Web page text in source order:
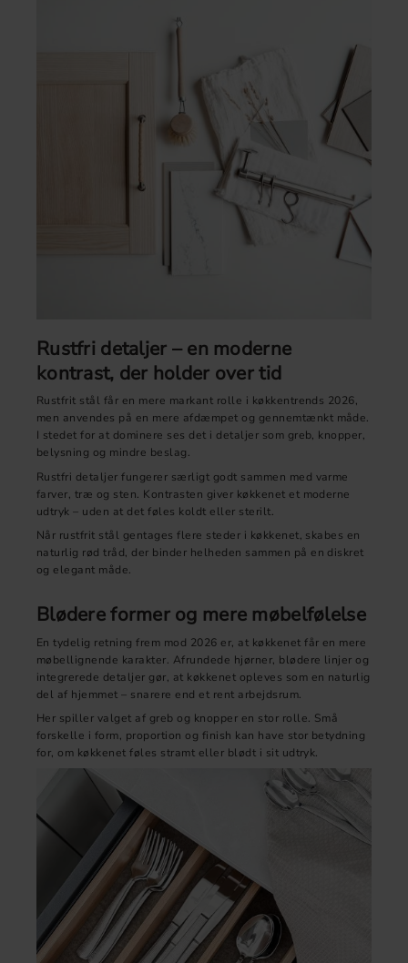
Rustfri detaljer – en moderne
kontrast, der holder over tid
Rustfrit stål får en mere markant rolle i køkkentrends 2026,
men anvendes på en mere afdæmpet og gennemtænkt måde.
I stedet for at dominere ses det i detaljer som greb, knopper,
belysning og mindre beslag.
Rustfri detaljer fungerer særligt godt sammen med varme
farver, træ og sten. Kontrasten giver køkkenet et moderne
udtryk – uden at det føles koldt eller sterilt.
Når rustfrit stål gentages flere steder i køkkenet, skabes en
naturlig rød tråd, der binder helheden sammen på en diskret
og elegant måde.
Blødere former og mere møbelfølelse
En tydelig retning frem mod 2026 er, at køkkenet får en mere
møbellignende karakter. Afrundede hjørner, blødere linjer og
integrerede detaljer gør, at køkkenet opleves som en naturlig
del af hjemmet – snarere end et rent arbejdsrum.
Her spiller valget af greb og knopper en stor rolle. Små
forskelle i form, proportion og finish kan have stor betydning
for, om køkkenet føles stramt eller blødt i sit udtryk.